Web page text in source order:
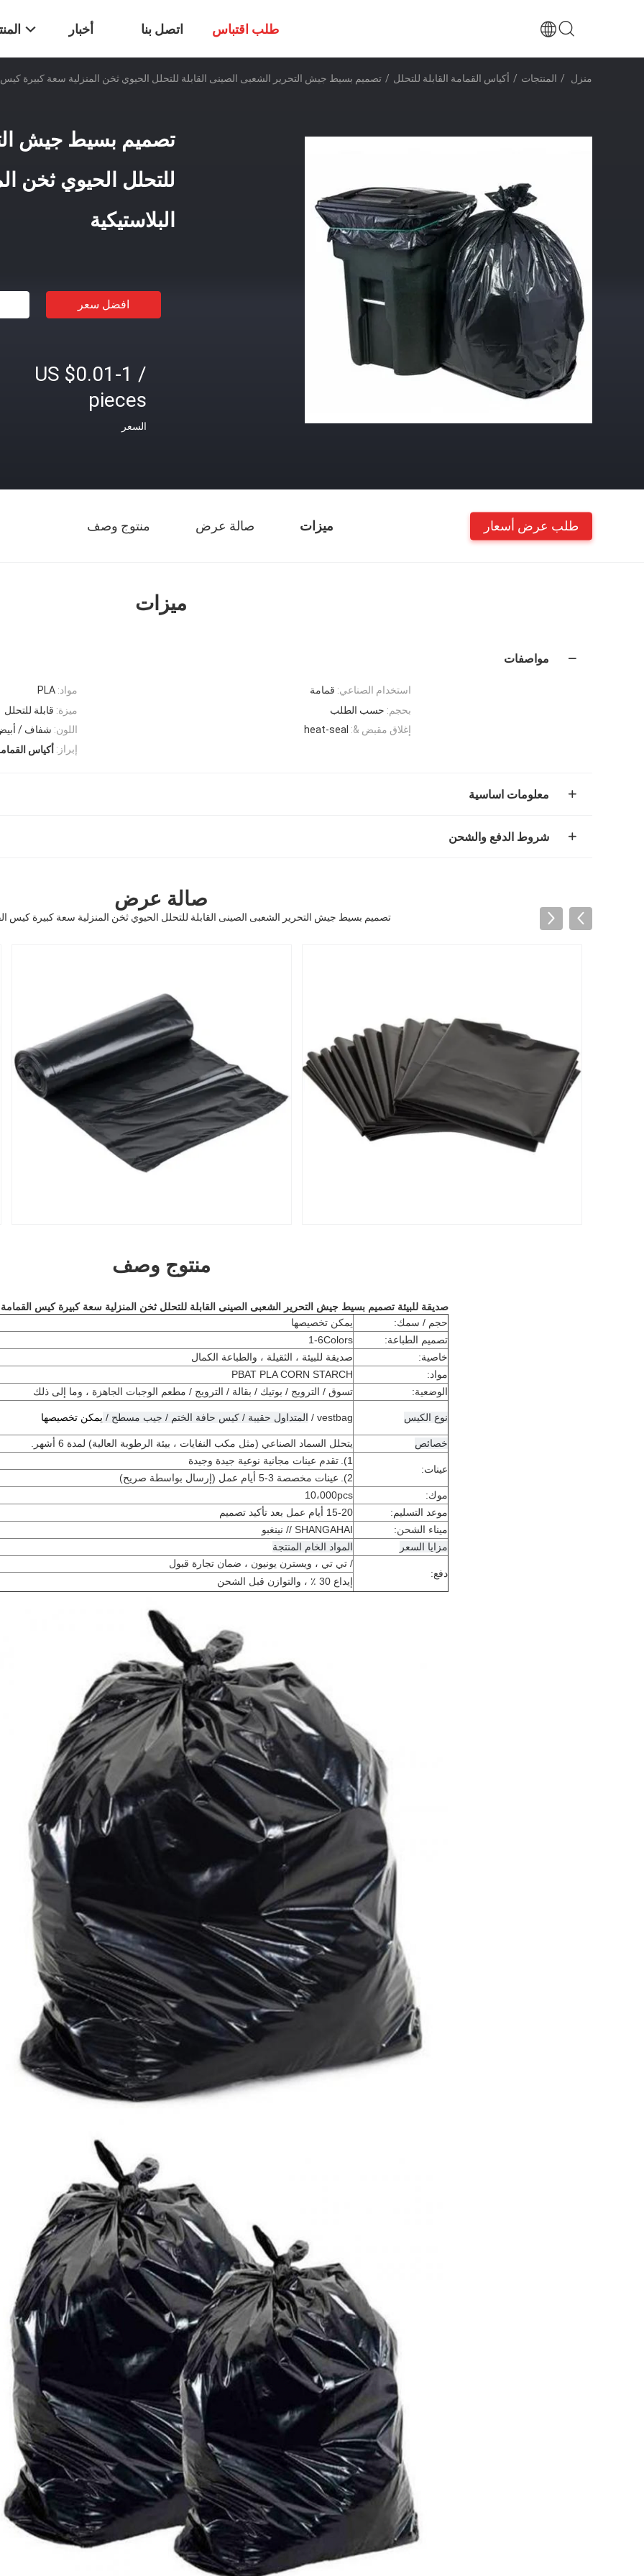
أخبار اتصل بنا طلب اقتباس
منزل / المنتجات / أكياس القمامة القابلة للتحلل / تصميم بسيط جيش التحرير الشعبى الصينى القابلة للتحلل الحيوي ثخن المنزلية سعة كبيرة كيس
تصميم بسيط جيش
للتحلل الحيوي ثخن
البلاستيكية
افضل سعر
US $0.01-1 /
pieces
السعر
ميزات صالة عرض منتوج وصف طلب عرض أسعار
ميزات
مواصفات
مواد: PLA استخدام الصناعي: قمامة
ميزة: قابلة للتحلل بحجم: حسب الطلب
اللون: شفاف / إغلاق مقبض &: heat-seal
إبراز: أكياس
معلومات اساسية
شروط الدفع والشحن
صالة عرض
تصميم بسيط جيش التحرير الشعبى الصينى القابلة للتحلل الحيوي ثخن المنزلية سعة كبيرة كيس
منتوج وصف
صديقة للبيئة تصميم بسيط جيش التحرير الشعبى الصينى القابلة للتحلل ثخن المنزلية سعة كبيرة كيس القمامة
حجم / سمك:
يمكن تخصيصها
تصميم الطباعة:
1-6Colors
خاصية:
صديقة للبيئة ، الثقيلة ، والطباعة الكمال
مواد:
PBAT PLA CORN STARCH
الوضعية:
تسوق / الترويج / بوتيك / بقالة / الترويج / مطعم الوجبات الجاهزة ، وما إلى ذلك
نوع الكيس vestbag / المتداول حقيبة / كيس حافة الختم / جيب مسطح / يمكن تخصيصها
خصائص يتحلل السماد الصناعي (مثل مكب النفايات ، بيئة الرطوبة العالية) لمدة 6 أشهر.
عينات:
1).
تقدم عينات مجانية نوعية جيدة وجيدة
2).
عينات مخصصة 3-5 أيام عمل (إرسال بواسطة صريح)
موك:
10،000pcs
موعد التسليم:
15-20 أيام عمل بعد تأكيد تصميم
ميناء الشحن:
SHANGAHAI // نينغبو
مزايا السعر
المواد الخام المنتجة
دفع:
/ تي تي ، ويسترن يونيون ، ضمان تجارة قبول
إيداع 30 ٪ ، والتوازن قبل الشحن